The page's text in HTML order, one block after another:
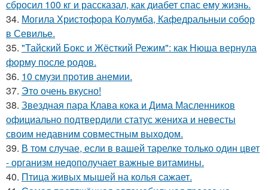
сбросил 100 кг и рассказал, как диабет спас ему жизнь.
34. Могила Христофора Колумба, Кафедральныи собор
в Севилье.
35. "Тайский Бокс и Жёсткий Режим": как Нюша вернула
форму после родов.
36. 10 смузи против анемии.
37. Это очень вкусно!
38. Звездная пара Клава кока и Дима Масленников
официально подтвердили статус жениха и невесты
своим недавним совместным выходом.
39. В том случае, если в вашей тарелке только один цвет
- организм недополучает важные витамины.
40. Птица живых мышей на колья сажает.